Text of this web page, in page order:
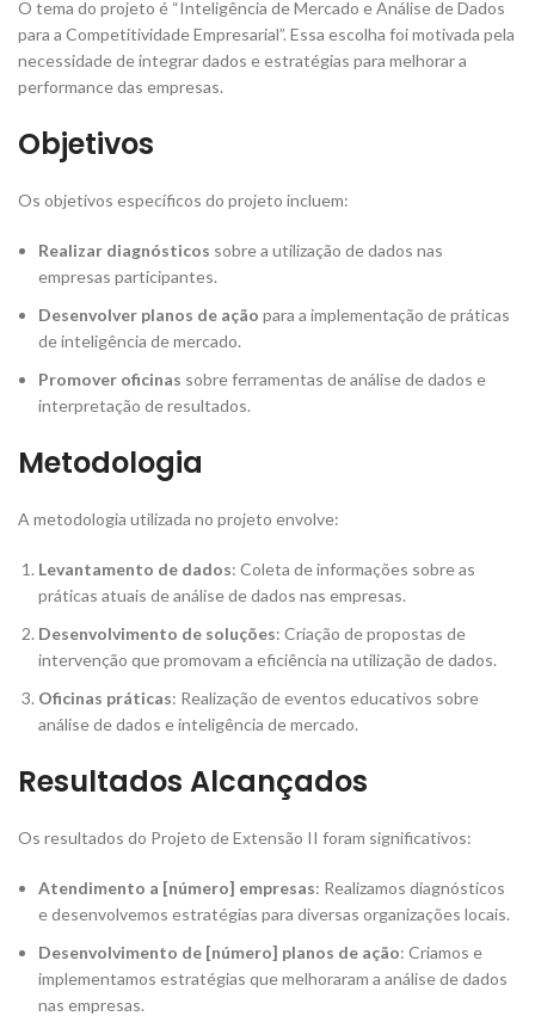
O tema do projeto é “Inteligência de Mercado e Análise de Dados
para a Competitividade Empresarial”. Essa escolha foi motivada pela
necessidade de integrar dados e estratégias para melhorar a
performance das empresas.
Objetivos
Os objetivos específicos do projeto incluem:
Realizar diagnósticos sobre a utilização de dados nas
empresas participantes.
Desenvolver planos de ação para a implementação de práticas
de inteligência de mercado.
Promover oficinas sobre ferramentas de análise de dados e
interpretação de resultados.
Metodologia
A metodologia utilizada no projeto envolve:
Levantamento de dados: Coleta de informações sobre as
práticas atuais de análise de dados nas empresas.
Desenvolvimento de soluções: Criação de propostas de
intervenção que promovam a eficiência na utilização de dados.
Oficinas práticas: Realização de eventos educativos sobre
análise de dados e inteligência de mercado.
Resultados Alcançados
Os resultados do Projeto de Extensão II foram significativos:
Atendimento a [número] empresas: Realizamos diagnósticos
e desenvolvemos estratégias para diversas organizações locais.
Desenvolvimento de [número] planos de ação: Criamos e
implementamos estratégias que melhoraram a análise de dados
nas empresas.